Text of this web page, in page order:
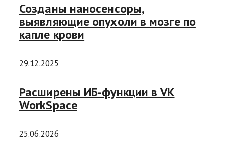
Созданы наносенсоры,
выявляющие опухоли в мозге по
капле крови
29.12.2025
Расширены ИБ-функции в VK
WorkSpace
25.06.2026